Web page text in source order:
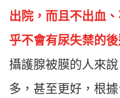
出院，而且不出血
乎不會有尿失禁的
攝護腺被膜的人來
多，甚至更好，根